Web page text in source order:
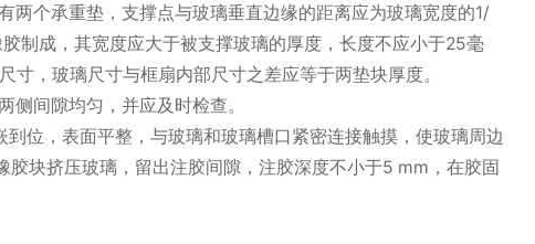
两个承重垫，支撑点与玻璃垂直边缘的距离应为玻璃宽度的1/
制成，其宽度应大于被支撑玻璃的厚度，长度不应小于25毫
，玻璃尺寸与框扇内部尺寸之差应等于两垫块厚度。
间隙均匀，并应及时检查。
位，表面平整，与玻璃和玻璃槽口紧密连接触摸，使玻璃周边
块挤压玻璃，留出注胶间隙，注胶深度不小于5 mm，在胶固